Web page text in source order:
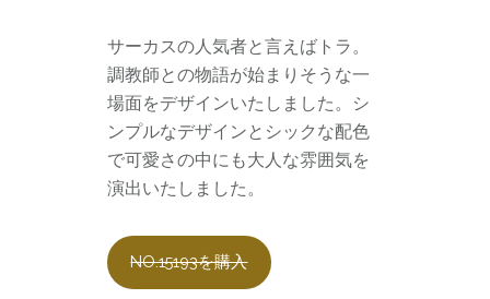
サーカスの人気者と言えばトラ。
調教師との物語が始まりそうな一
場面をデザインいたしました。シ
ンプルなデザインとシックな配色
で可愛さの中にも大人な雰囲気を
演出いたしました。
NO.15193を購入